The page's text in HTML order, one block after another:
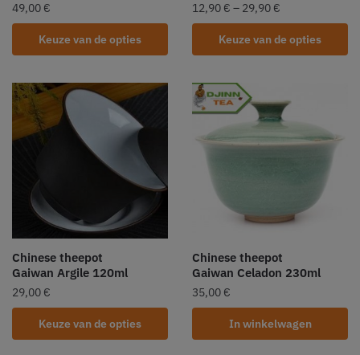
49,00 €
Keuze van de opties
12,90 € – 29,90 €
Keuze van de opties
Chinese theepot
Gaiwan Argile 120ml
29,00 €
Keuze van de opties
Chinese theepot
Gaiwan Celadon 230ml
35,00 €
In winkelwagen